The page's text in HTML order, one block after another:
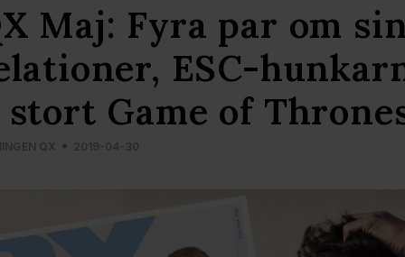
Maj: Fyra par om
ESC-
stort Game of
QX 2019-04-30